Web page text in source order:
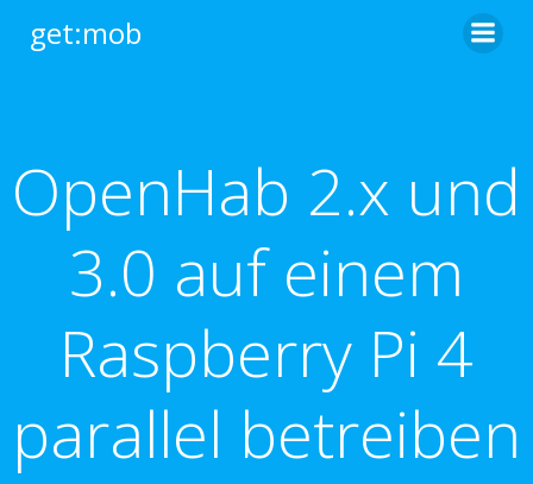
get:mob
OpenHab 2.x und
3.0 auf einem
Raspberry Pi 4
parallel betreiben